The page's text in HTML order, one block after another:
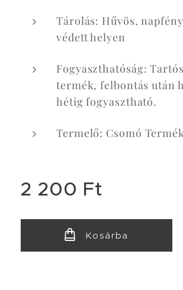
Tárolás: Hűvös,
védett helyen
Fogyaszthatóság:
termék, felbontás után
hétig fogyasztható.
Termelő: Csomó
2 200 Ft
Kosárba